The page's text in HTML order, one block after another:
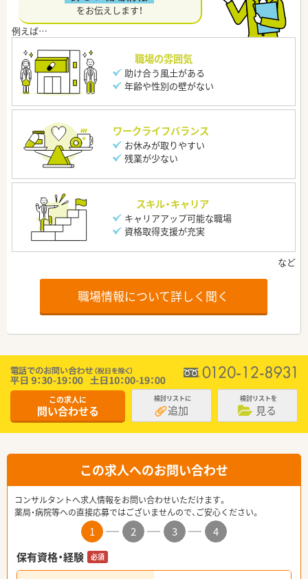
をお伝えします！
職場の雰囲気
助け合う風土がある
年齢や性別の壁がない
ワークライフバランス
お休みが取りやすい
残業が少ない
スキル・キャリア
キャリアアップ可能な職場
資格取得支援が充実
職場情報について詳しく聞く
この求人に
問い合わせる
検討リストに
追加
検討リストを
見る
この求人へのお問い合わせ
コンサルタントへ求人情報をお問い合わせいただけます。
薬局・病院等への直接応募ではございませんので、ご安心ください。
1 2 3
4
保有資格・経験
必須